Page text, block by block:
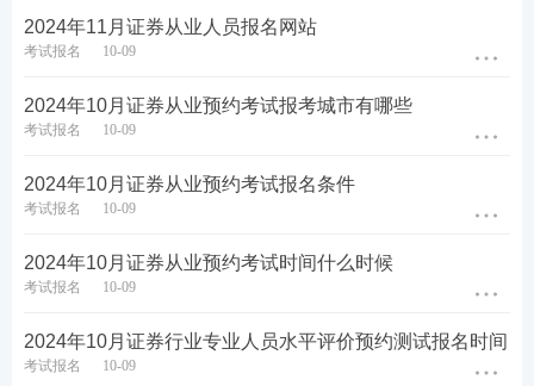
第二阶段报考人员考试地点： 北京、上海、深圳、
广州、济南、西安、南京、成都
提示：如果报名后考区不能正常组织测试，协会将
程
业协会网站】
2024年11月证券从业人员报名网站
考试报名 10-09
2024年10月证券从业预约考试报考城市有哪些
考试报名 10-09
2024年10月证券从业预约考试报名条件
考试报名 10-09
2024年10月证券从业预约考试时间什么时候
考试报名 10-09
2024年10月证券行业专业人员水平评价预约测试报名时间
考试报名 10-09